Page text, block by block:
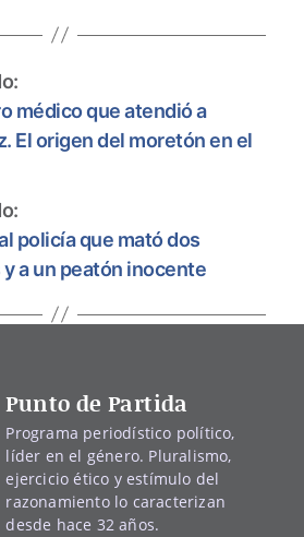
médico que atendió a
El origen del moretón en el
policía que mató dos
a un peatón inocente
Punto de Partida
Programa periodístico político,
líder en el género. Pluralismo,
ejercicio ético y estímulo del
razonamiento lo caracterizan
desde hace 32 años.